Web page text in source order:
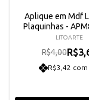
Aplique em Mdf
Plaquinhas -
LITOARTE
R$4,00
R$3,42 com